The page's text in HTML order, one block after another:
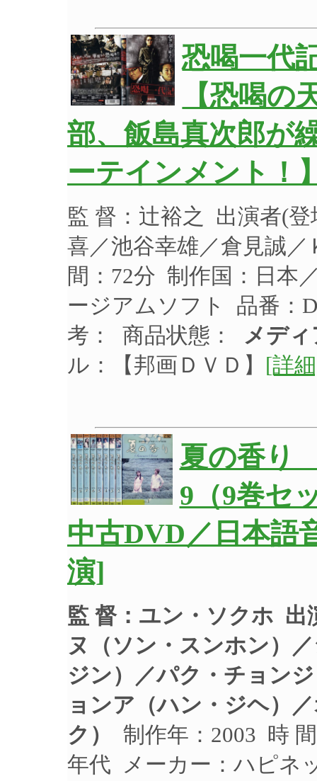
恐喝一
【恐喝の
部、飯島真次郎が
ーテインメント！
監 督：辻裕之 出演者(
喜／池谷幸雄／倉見誠
間：72分 制作国：日本
ージアムソフト 品番：
考： 商品状態：
メディ
ル：【邦画ＤＶＤ】 [詳
夏の香り
9（9巻セ
中古DVD／日本
演]
監 督：ユン・ソクホ 出
ヌ（ソン・スンホン）
ジン）／パク・チョン
ョンア（ハン・ジヘ）
ク）
制作年：2003 時
年代 メーカー：ハピネ